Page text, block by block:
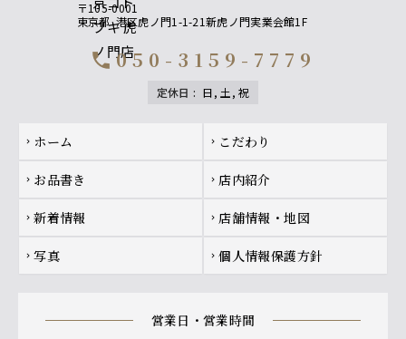
〒105-0001
東京都 港区虎ノ門1-1-21新虎ノ門実業会館1F
call 050-3159-7779
定休日 : 日, 土, 祝
Footer navigation
chevron_right ホーム chevron_right こだわり
chevron_right お品書き chevron_right 店内紹介
chevron_right 新着情報 chevron_right 店舗情報・地図
chevron_right 写真 chevron_right 個人情報保護方針
営業日・営業時間